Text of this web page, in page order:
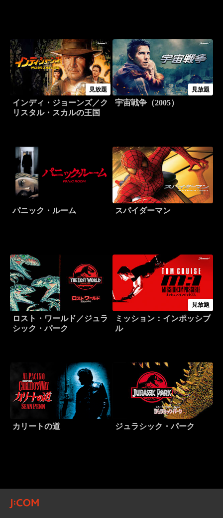
見放題
インディ・ジョーンズ／ク
リスタル・スカルの王国
見放題
宇宙戦争（2005）
パニック・ルーム スパイダーマン
ロスト・ワールド／ジュラ
シック・パーク
見放題
ミッション：インポッシブ
ル
カリートの道 ジュラシック・パーク